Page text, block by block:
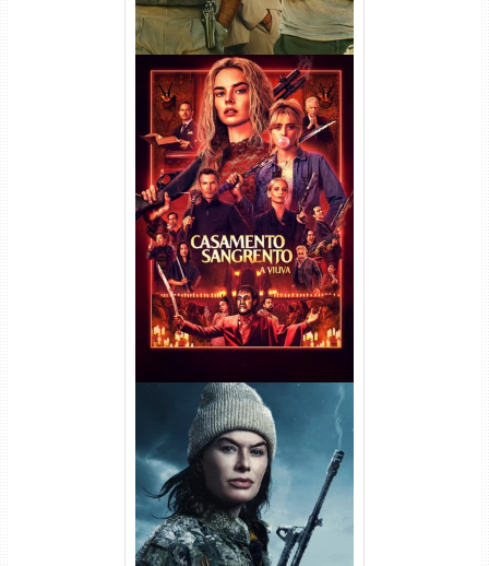
Casamento Sangrento: A
Viúva Torrent (2026) WEB-DL
720p/1080p/4K Dual Áudio
Balística Torrent (2025) WEB-
DL 1080p Dual Áudio